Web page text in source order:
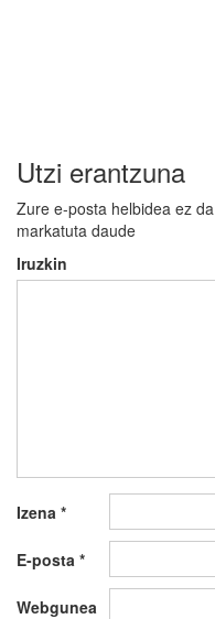
Utzi erantzuna
Zure e-posta helbidea ez
markatuta daude
Iruzkin
Izena *
E-posta *
Webgunea